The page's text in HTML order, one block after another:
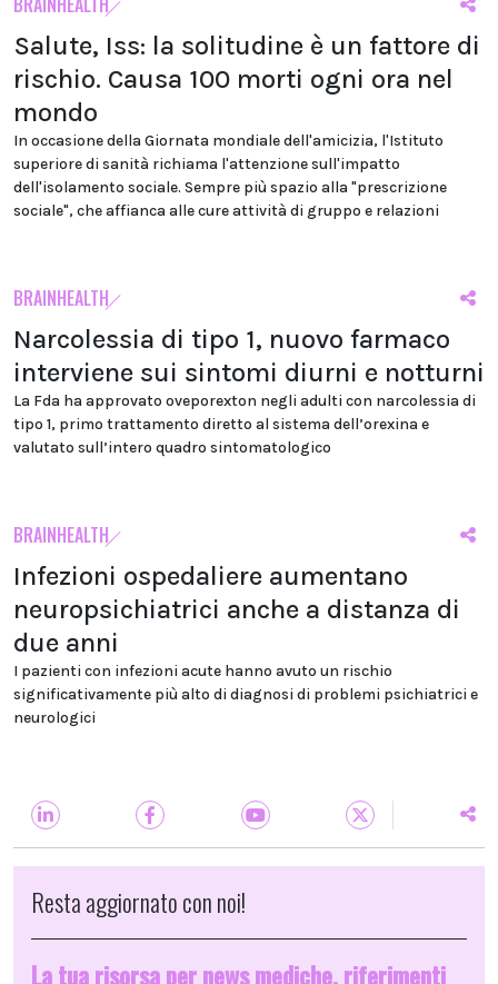
Salute, Iss: la solitudine è un fattore di
rischio. Causa 100 morti ogni ora nel
mondo
In occasione della Giornata mondiale dell'amicizia, l'Istituto
superiore di sanità richiama l'attenzione sull'impatto
dell'isolamento sociale. Sempre più spazio alla "prescrizione
sociale", che affianca alle cure attività di gruppo e relazioni
BRAINHEALTH
Narcolessia di tipo 1, nuovo farmaco
interviene sui sintomi diurni e notturni
La Fda ha approvato oveporexton negli adulti con narcolessia di
tipo 1, primo trattamento diretto al sistema dell’orexina e
valutato sull’intero quadro sintomatologico
BRAINHEALTH
Infezioni ospedaliere aumentano
neuropsichiatrici anche a distanza di
due anni
I pazienti con infezioni acute hanno avuto un rischio
significativamente più alto di diagnosi di problemi psichiatrici e
neurologici
Resta aggiornato con noi!
La tua risorsa per news mediche, riferimenti